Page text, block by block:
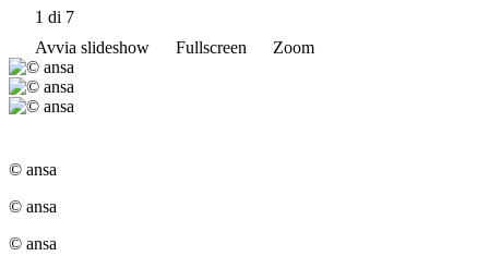
1 di 7
Avvia slideshow
Fullscreen Zoom
© ansa
© ansa
© ansa